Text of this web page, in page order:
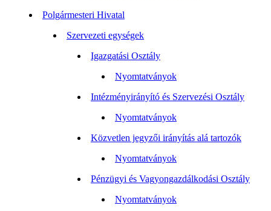
Polgármesteri Hivatal
Szervezeti egységek
Igazgatási Osztály
Nyomtatványok
Intézményirányító és Szervezési Osztály
Nyomtatványok
Közvetlen jegyzői irányítás alá tartozók
Nyomtatványok
Pénzügyi és Vagyongazdálkodási Osztály
Nyomtatványok